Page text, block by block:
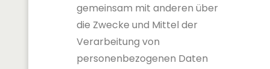
gemeinsam mit anderen über
die Zwecke und Mittel der
Verarbeitung von
personenbezogenen Daten